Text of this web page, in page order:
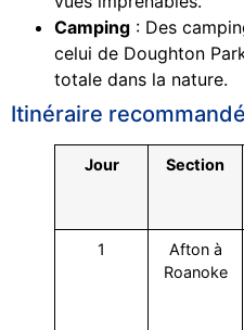
Camping : Des
celui de Doughton
totale dans la nature.
Itinéraire
Jour Section
1
Afton à
Roanoke